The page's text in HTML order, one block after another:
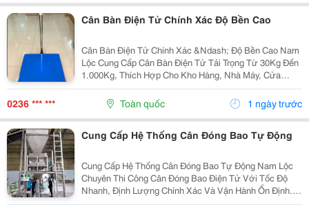
Cân Bàn Điện Tử Chính Xác Độ Bền Cao
Cân Bàn Điện Tử Chính Xác &Ndash; Độ Bền Cao Nam
Lộc Cung Cấp Cân Bàn Điện Tử Tải Trọng Từ 30Kg Đến
1.000Kg, Thích Hợp Cho Kho Hàng, Nhà Máy, Cửa
Hàng Và Xưởng Sản Xuất. Ưu Điểm Khung Thép Chắc
Chắn. Mặt Bàn Inox Hoặc Thép Sơn Tĩnh Điện. ...
0236 *** *** Toàn quốc 1 ngày trước
Cung Cấp Hệ Thống Cân Đóng Bao Tự Động
Cung Cấp Hệ Thống Cân Đóng Bao Tự Động Nam Lộc
Chuyên Thi Công Cân Đóng Bao Điện Tử Với Tốc Độ
Nhanh, Định Lượng Chính Xác Và Vận Hành Ổn Định.
Ứng Dụng Cho: Phân Bón. Thức Ăn Chăn Nuôi. Gạo. Xi